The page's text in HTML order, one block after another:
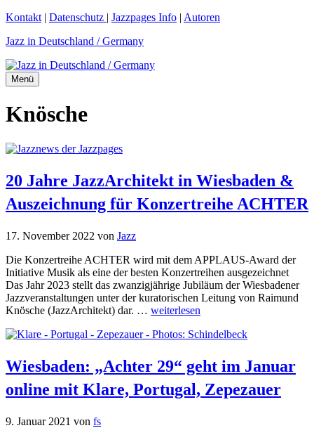
Zum
springen
Kontakt | Datenschutz | Jazzpages Info | Autoren
Jazz in Deutschland / Germany
Menü
Knösche
20 Jahre JazzArchitekt in Wiesbaden &
Auszeichnung für Konzertreihe ACHTER
17. November 2022 von Jazz
Die Konzertreihe ACHTER wird mit dem APPLAUS-Award der
Initiative Musik als eine der besten Konzertreihen ausgezeichnet
Das Jahr 2023 stellt das zwanzigjährige Jubiläum der Wiesbadener
Jazzveranstaltungen unter der kuratorischen Leitung von Raimund
Knösche (JazzArchitekt) dar. … weiterlesen
Wiesbaden: „Achter 29“ geht im Januar
online mit Klare, Portugal, Zepezauer
9. Januar 2021 von fs